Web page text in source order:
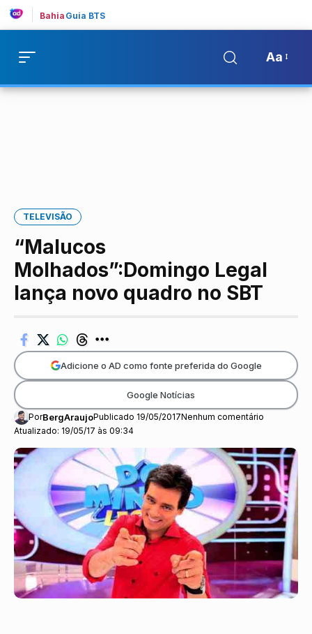
Bahia Guia BTS
Aa
TELEVISÃO
“Malucos
Molhados”:Domingo Legal
lança novo quadro no SBT
Atualizado: 19/05/17 às 09:34
PorBergAraujoPublicado 19/05/2017Nenhum comentário
Adicione o AD como fonte preferida do Google
Google Notícias